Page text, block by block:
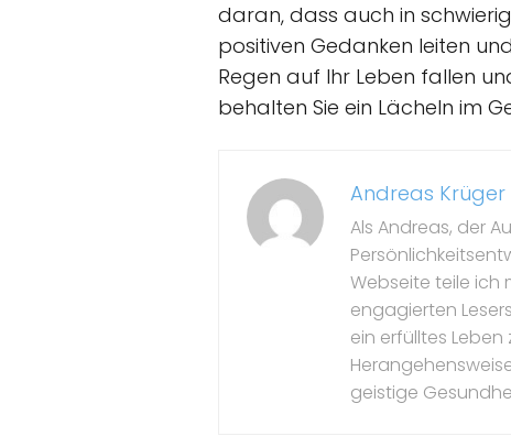
daran, dass auch in
positiven Gedanken leiten
Regen auf Ihr Leben fallen
behalten Sie ein Lächeln im
Andreas Krüger
Als Andreas, der
Webseite teile ich
engagierten
ein erfülltes
geistige